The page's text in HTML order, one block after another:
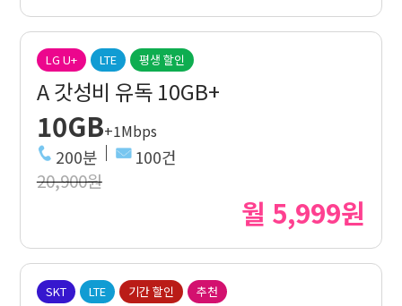
LG U+ LTE 평생 할인
A 갓성비 유독 10GB+
10GB+1Mbps
200분 100건
20,900원
월 5,999원
SKT LTE 기간 할인 추천